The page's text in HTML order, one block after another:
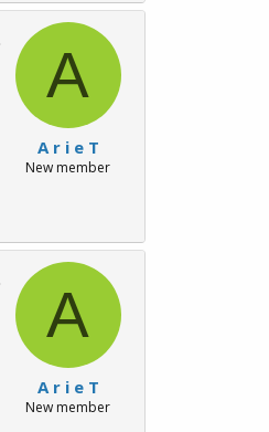
A
A r i e T
New member
A
A r i e T
New member